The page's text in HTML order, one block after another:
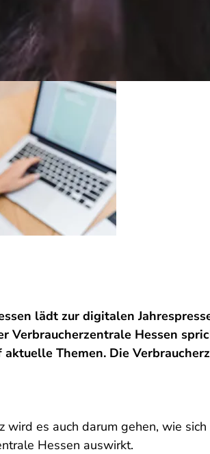
lädt zur digitalen
Verbraucherzentrale Hessen
Themen. Die
wird es auch darum gehen, wie
Hessen auswirkt.